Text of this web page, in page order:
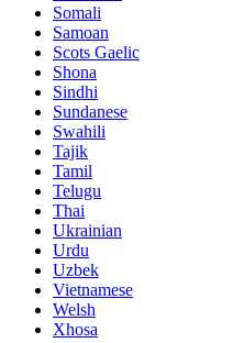
Somali
Samoan
Scots Gaelic
Shona
Sindhi
Sundanese
Swahili
Tajik
Tamil
Telugu
Thai
Ukrainian
Urdu
Uzbek
Vietnamese
Welsh
Xhosa